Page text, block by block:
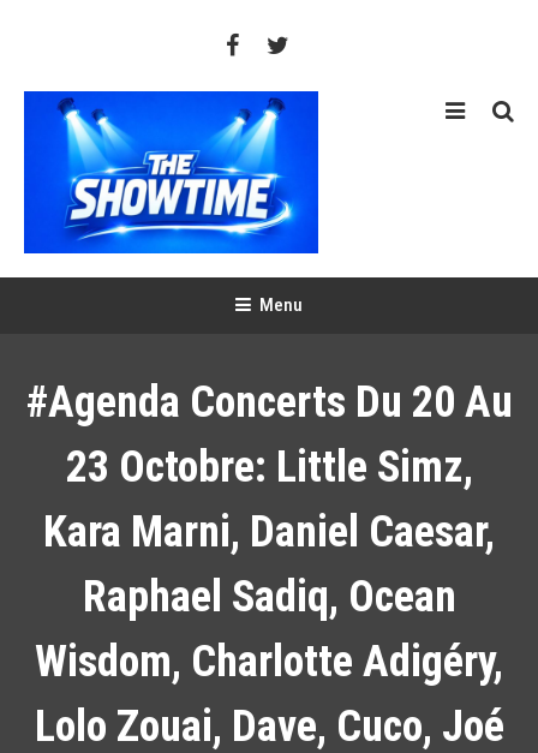
Menu
#Agenda Concerts Du 20 Au
23 Octobre: Little Simz,
Kara Marni, Daniel Caesar,
Raphael Sadiq, Ocean
Wisdom, Charlotte Adigéry,
Lolo Zouai, Dave, Cuco, Joé